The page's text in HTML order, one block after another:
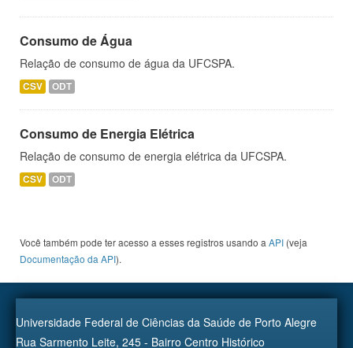
Consumo de Água
Relação de consumo de água da UFCSPA.
CSV ODT
Consumo de Energia Elétrica
Relação de consumo de energia elétrica da UFCSPA.
CSV ODT
Você também pode ter acesso a esses registros usando a API (veja
Documentação da API).
Universidade Federal de Ciências da Saúde de Porto Alegre
Rua Sarmento Leite, 245 - Bairro Centro Histórico